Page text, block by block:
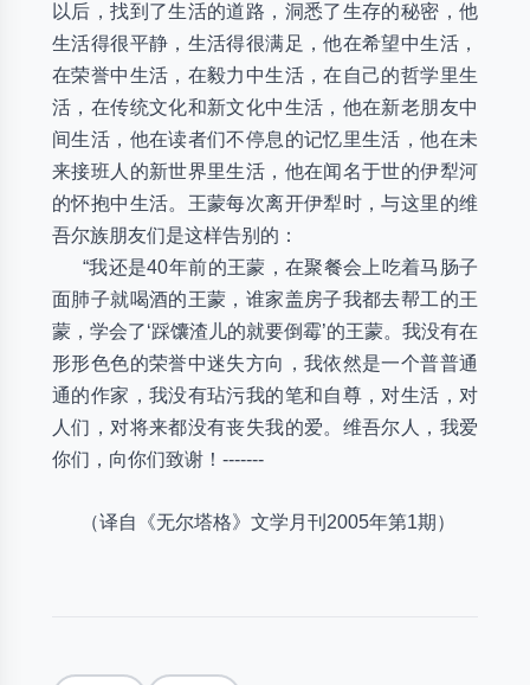
以后，找到了生活的道路，洞悉了生存的秘密，他
生活得很平静，生活得很满足，他在希望中生活，
在荣誉中生活，在毅力中生活，在自己的哲学里生
活，在传统文化和新文化中生活，他在新老朋友中
间生活，他在读者们不停息的记忆里生活，他在未
来接班人的新世界里生活，他在闻名于世的伊犁河
的怀抱中生活。王蒙每次离开伊犁时，与这里的维
吾尔族朋友们是这样告别的：
“我还是40年前的王蒙，在聚餐会上吃着马肠子
面肺子就喝酒的王蒙，谁家盖房子我都去帮工的王
蒙，学会了‘踩馕渣儿的就要倒霉’的王蒙。我没有在
形形色色的荣誉中迷失方向，我依然是一个普普通
通的作家，我没有玷污我的笔和自尊，对生活，对
人们，对将来都没有丧失我的爱。维吾尔人，我爱
你们，向你们致谢！-------
（译自《无尔塔格》文学月刊2005年第1期）